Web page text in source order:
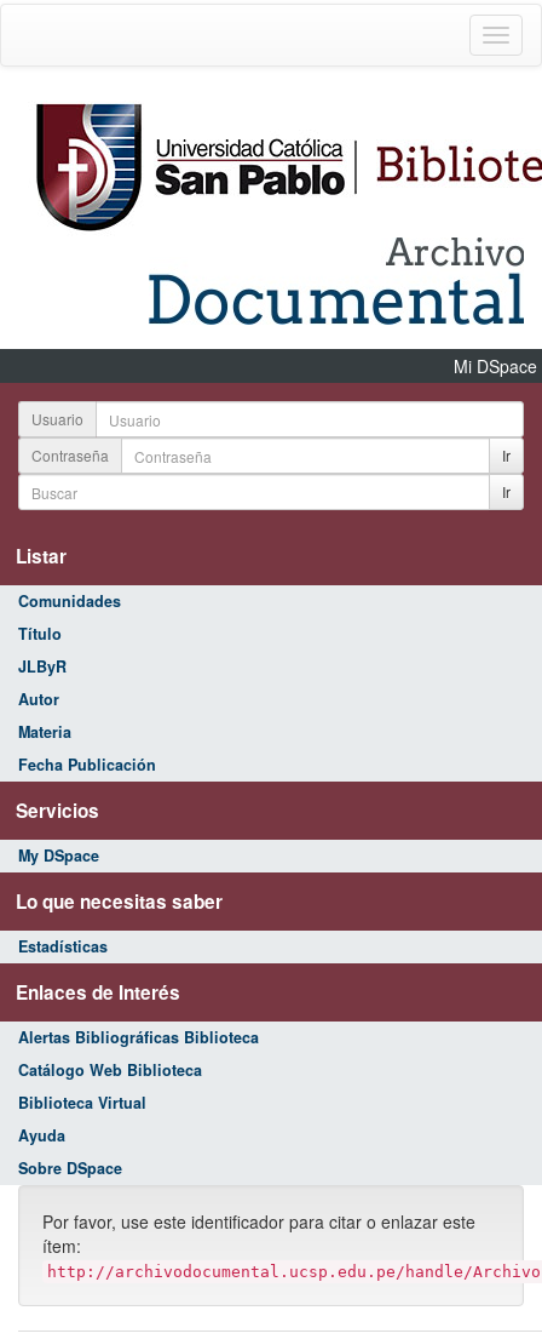
Mi DSpace
Usuario
Contraseña
Ir
Ir
Listar
Comunidades
Título
JLByR
Autor
Materia
Fecha Publicación
Servicios
My DSpace
Lo que necesitas saber
Estadísticas
Enlaces de Interés
Alertas Bibliográficas Biblioteca
Catálogo Web Biblioteca
Biblioteca Virtual
Ayuda
Sobre DSpace
Por favor, use este identificador para citar o enlazar este
ítem:
http://archivodocumental.ucsp.edu.pe/handle/